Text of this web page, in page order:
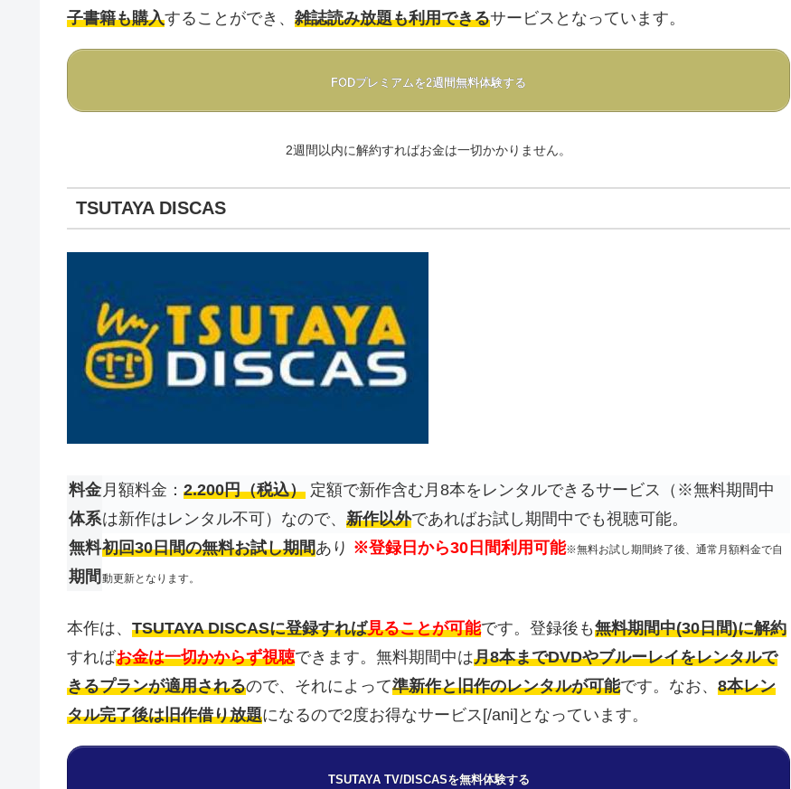
子書籍も購入することができ、 雑誌読み放題も利用できるサービスとなっています。
FODプレミアムを2週間無料体験する
2週間以内に解約すればお金は一切かかりません。
TSUTAYA DISCAS
料金
体系
月額料金： 2.200円（税込） 定額で新作含む月8本をレンタルできるサービス（※無料期間中
は新作はレンタル不可）なので、 新作以外であればお試し期間中でも視聴可能。
無料
期間
初回30日間の無料お試し期間あり ※登録日から30日間利用可能※無料お試し期間終了後、通常月額料金で自
動更新となります。
本作は、 TSUTAYA DISCASに登録すれば見ることが可能です。登録後も無料期間中(30日間)に解約
すればお金は一切かからず視聴できます。無料期間中は月8本までDVDやブルーレイをレンタルで
きるプランが適用されるので、それによって準新作と旧作のレンタルが可能です。なお、 8本レン
タル完了後は旧作借り放題になるので2度お得なサービス[/ani]となっています。
TSUTAYA TV/DISCASを無料体験する